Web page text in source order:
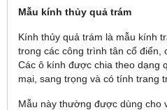
Mẫu kính thủy quả trám
Kính thủy quả trám là mẫu kính
trong các công trình tân cổ điển,
Các ô kính được chia theo dạng
mại, sang trọng và có tính trang
Mẫu này thường được dùng cho